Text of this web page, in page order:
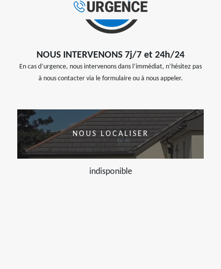
NOUS INTERVENONS 7j/7 et 24h/24
En cas d’urgence, nous intervenons dans l’immédiat, n’hésitez pas
à nous contacter via le formulaire ou à nous appeler.
NOUS LOCALISER
indisponible